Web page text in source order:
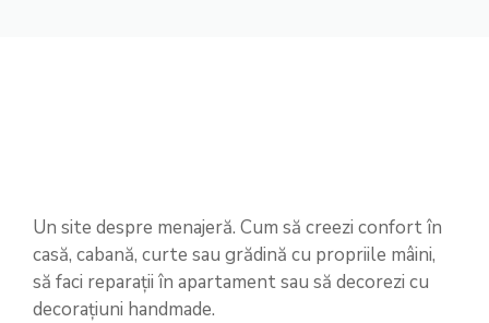
Un site despre menajeră. Cum să creezi confort în
casă, cabană, curte sau grădină cu propriile mâini,
să faci reparații în apartament sau să decorezi cu
decorațiuni handmade.